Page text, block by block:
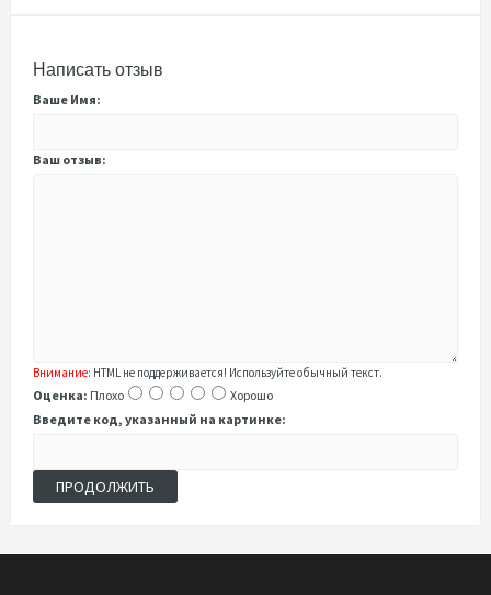
Написать отзыв
Ваше Имя:
Ваш отзыв:
Внимание: HTML не поддерживается! Используйте обычный текст.
Оценка: Плохо
Хорошо
Введите код, указанный на картинке:
ПРОДОЛЖИТЬ